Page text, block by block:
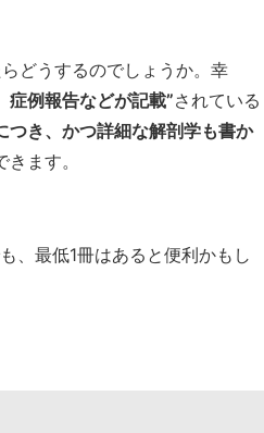
どうするのでしょうか。幸
症例報告などが記載”されている
つき、かつ詳細な解剖学も書か
ます。
、最低1冊はあると便利かもし